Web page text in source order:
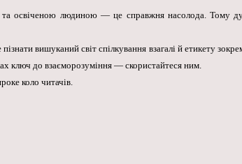
та освіченою людиною — це справжня насолода. Тому
вишуканий світ спілкування взагалі й етикету
ключ до взаєморозуміння — скористайтеся ним.
коло читачів.